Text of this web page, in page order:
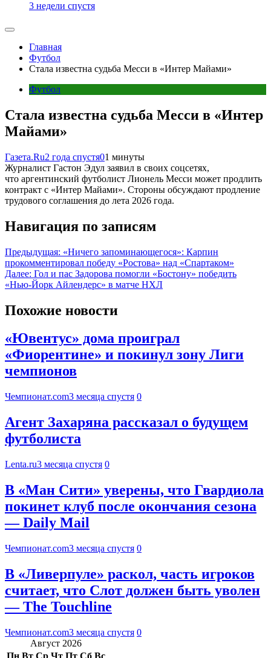
3 недели спустя
Главная
Футбол
Стала известна судьба Месси в «Интер Майами»
Футбол
Стала известна судьба Месси в «Интер
Майами»
Газета.Ru2 года спустя01 минуты
Журналист Гастон Эдул заявил в своих соцсетях,
что аргентинский футболист Лионель Месси может продлить
контракт с «Интер Майами». Стороны обсуждают продление
трудового соглашения до лета 2026 года.
Навигация по записям
Предыдущая: «Ничего запоминающегося»: Карпин
прокомментировал победу «Ростова» над «Спартаком»
Далее: Гол и пас Задорова помогли «Бостону» победить
«Нью‑Йорк Айлендерс» в матче НХЛ
Похожие новости
«Ювентус» дома проиграл
«Фиорентине» и покинул зону Лиги
чемпионов
Чемпионат.com3 месяца спустя 0
Агент Захаряна рассказал о будущем
футболиста
Lenta.ru3 месяца спустя 0
В «Ман Сити» уверены, что Гвардиола
покинет клуб после окончания сезона
— Daily Mail
Чемпионат.com3 месяца спустя 0
В «Ливерпуле» раскол, часть игроков
считает, что Слот должен быть уволен
— The Touchline
Чемпионат.com3 месяца спустя 0
Август 2026
Пн Вт Ср Чт Пт Сб Вс